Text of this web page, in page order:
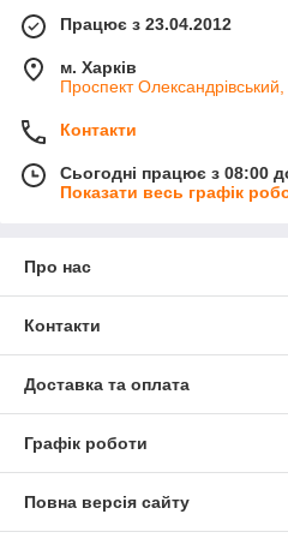
Працює з 23.04.2012
м. Харків
Проспект
Контакти
Сьогодні працює з 08:00
Показати весь графік
Про нас
Контакти
Доставка та оплата
Графік роботи
Повна версія сайту